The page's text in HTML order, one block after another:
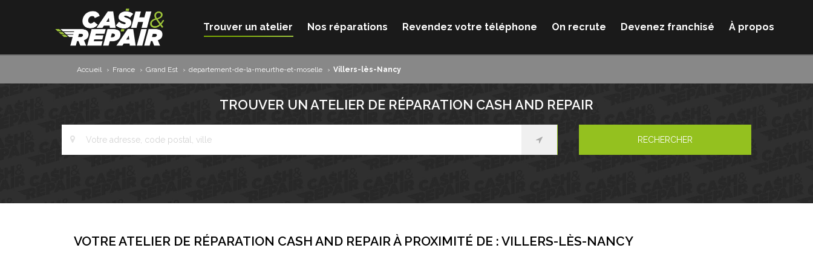
Trouver un atelier Nos réparations Revendez votre téléphone On recrute Devenez franchisé À propos
Accueil › France › Grand Est › departement-de-la-meurthe-et-moselle › Villers-lès-Nancy
TROUVER UN ATELIER DE RÉPARATION CASH AND REPAIR
RECHERCHER
VOTRE ATELIER DE RÉPARATION CASH AND REPAIR À PROXIMITÉ DE : VILLERS-LÈS-NANCY